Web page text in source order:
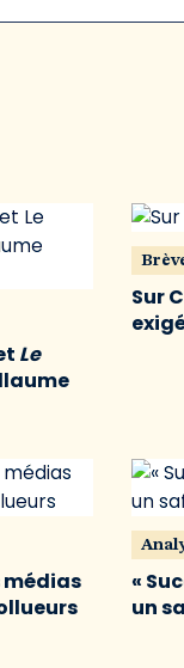
Le
Sur
médias
«
un